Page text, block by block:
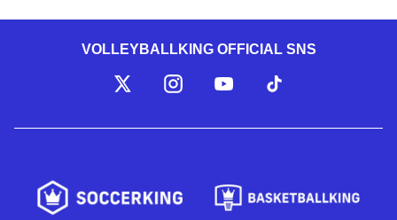
VOLLEYBALLKING OFFICIAL SNS